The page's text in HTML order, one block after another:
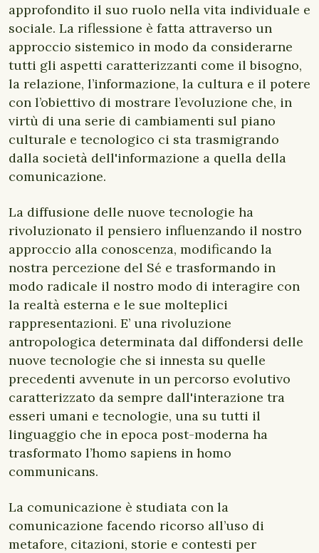
approfondito il suo ruolo nella vita individuale e
sociale. La riflessione è fatta attraverso un
approccio sistemico in modo da considerarne
tutti gli aspetti caratterizzanti come il bisogno,
la relazione, l’informazione, la cultura e il potere
con l’obiettivo di mostrare l’evoluzione che, in
virtù di una serie di cambiamenti sul piano
culturale e tecnologico ci sta trasmigrando
dalla società dell'informazione a quella della
comunicazione.
La diffusione delle nuove tecnologie ha
rivoluzionato il pensiero influenzando il nostro
approccio alla conoscenza, modificando la
nostra percezione del Sé e trasformando in
modo radicale il nostro modo di interagire con
la realtà esterna e le sue molteplici
rappresentazioni. E’ una rivoluzione
antropologica determinata dal diffondersi delle
nuove tecnologie che si innesta su quelle
precedenti avvenute in un percorso evolutivo
caratterizzato da sempre dall'interazione tra
esseri umani e tecnologie, una su tutti il
linguaggio che in epoca post-moderna ha
trasformato l’homo sapiens in homo
communicans.
La comunicazione è studiata con la
comunicazione facendo ricorso all’uso di
metafore, citazioni, storie e contesti per